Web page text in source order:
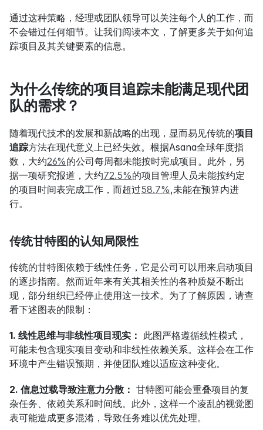
通过这种策略，经理或团队领导可以关注每个人的工作，而
不会错过任何细节。让我们阅读本文，了解更多关于如何追
踪项目及其关键要素的信息。
为什么传统的项目追踪未能满足现代团
队的需求？
随着现代技术的发展和新战略的出现，显而易见传统的项目
追踪方法在现代意义上已经失效。根据Asana全球年度指
数，大约26%的公司每周都未能按时完成项目。此外，另
据一项研究报道，大约72.5%的项目管理人员未能按约定
的项目时间表完成工作，而超过58.7%,未能在预算内进
行。
传统甘特图的认知局限性
传统的甘特图依赖于线性任务，它是公司可以用来启动项目
的逐步指南。然而近年来有关其相关性的各种质疑不断出
现，部分组织已经停止使用这一技术。为了了解原因，请查
看下述图表的限制：
1. 线性思维与非线性项目现实： 此图严格遵循线性模式，
可能未包含现实项目变动和非线性依赖关系。这样会在工作
环境中产生错误预期，并使团队难以适应这种变化。
2. 信息过载导致注意力分散： 甘特图可能会重叠项目的复
杂任务、依赖关系和时间线。此外，这样一个凌乱的视觉图
表可能造成更多混淆，导致任务难以优先处理。